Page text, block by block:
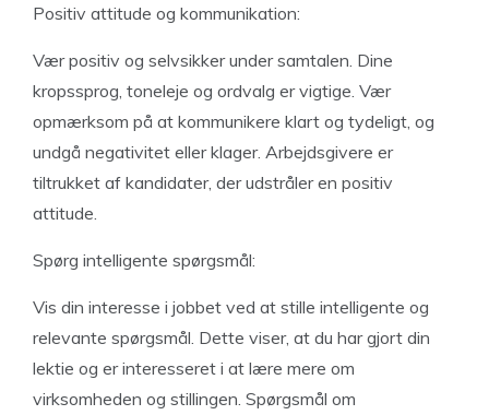
Positiv attitude og kommunikation:
Vær positiv og selvsikker under samtalen. Dine
kropssprog, toneleje og ordvalg er vigtige. Vær
opmærksom på at kommunikere klart og tydeligt, og
undgå negativitet eller klager. Arbejdsgivere er
tiltrukket af kandidater, der udstråler en positiv
attitude.
Spørg intelligente spørgsmål:
Vis din interesse i jobbet ved at stille intelligente og
relevante spørgsmål. Dette viser, at du har gjort din
lektie og er interesseret i at lære mere om
virksomheden og stillingen. Spørgsmål om